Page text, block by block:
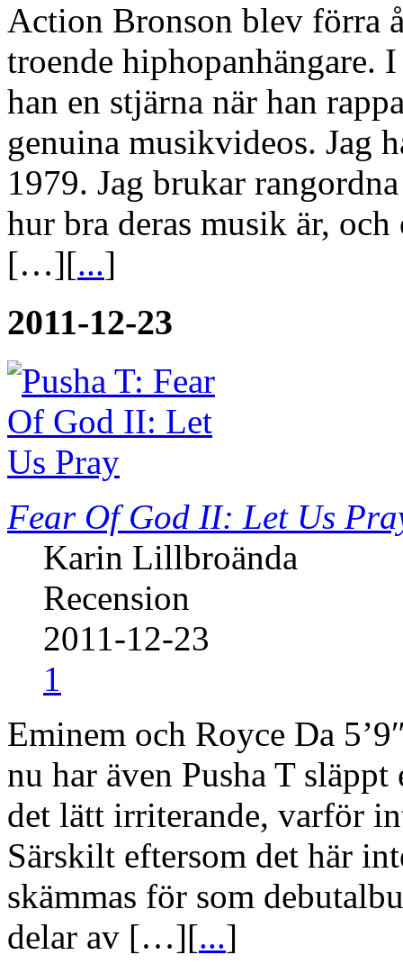
Action Bronson blev förra
troende hiphopanhängare.
han en stjärna när han
genuina musikvideos. Jag
1979. Jag brukar
hur bra deras musik är,
[…][...]
2011-12-23
Fear Of God II: Let Us
Karin Lillbroända
Recension
2011-12-23
1
Eminem och Royce Da
nu har även Pusha T
det lätt irriterande, varför
Särskilt eftersom det här
skämmas för som
delar av […][...]